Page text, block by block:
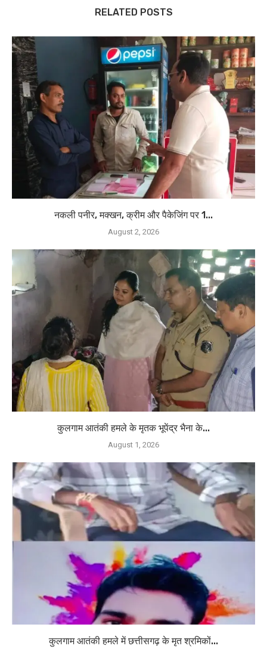
RELATED POSTS
नकली पनीर, मक्खन, क्रीम और पैकेजिंग पर 1...
August 2, 2026
कुलगाम आतंकी हमले के मृतक भूपेंद्र भैना के...
August 1, 2026
कुलगाम आतंकी हमले में छत्तीसगढ़ के मृत श्रमिकों...